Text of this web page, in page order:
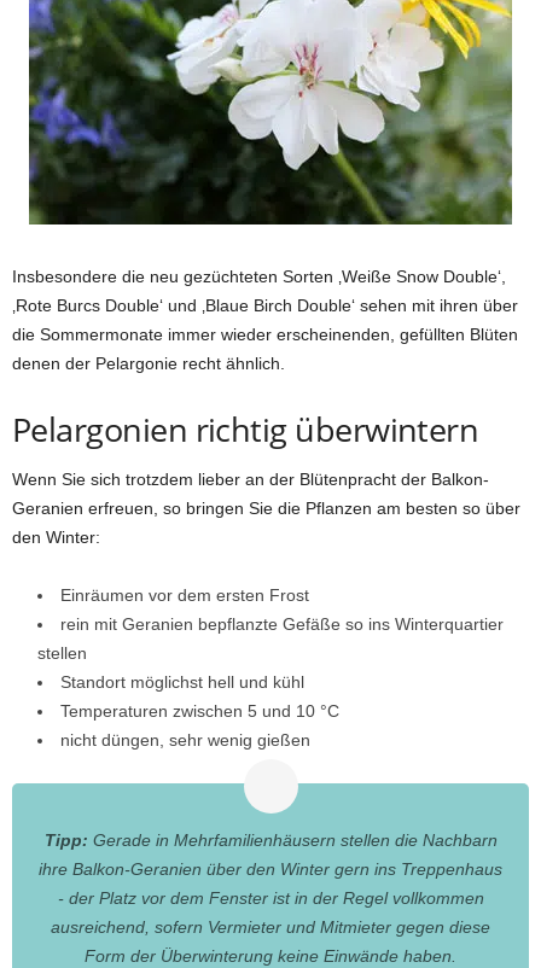
Insbesondere die neu gezüchteten Sorten ‚Weiße Snow Double‘,
‚Rote Burcs Double‘ und ‚Blaue Birch Double‘ sehen mit ihren über
die Sommermonate immer wieder erscheinenden, gefüllten Blüten
denen der Pelargonie recht ähnlich.
Pelargonien richtig überwintern
Wenn Sie sich trotzdem lieber an der Blütenpracht der Balkon-
Geranien erfreuen, so bringen Sie die Pflanzen am besten so über
den Winter:
Einräumen vor dem ersten Frost
rein mit Geranien bepflanzte Gefäße so ins Winterquartier
stellen
Standort möglichst hell und kühl
Temperaturen zwischen 5 und 10 °C
nicht düngen, sehr wenig gießen
Tipp: Gerade in Mehrfamilienhäusern stellen die Nachbarn
ihre Balkon-Geranien über den Winter gern ins Treppenhaus
- der Platz vor dem Fenster ist in der Regel vollkommen
ausreichend, sofern Vermieter und Mitmieter gegen diese
Form der Überwinterung keine Einwände haben.